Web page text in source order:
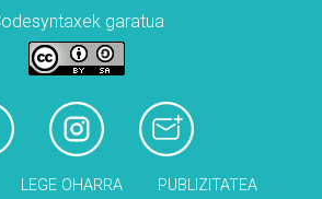
garatua
LEGE OHARRA PUBLIZITATEA